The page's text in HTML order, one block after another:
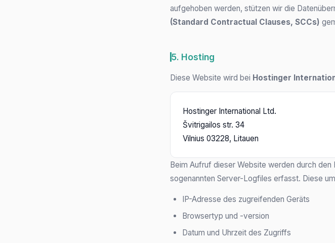
aufgehoben werden, stützen wir die
(Standard Contractual Clauses, SCCs)
5. Hosting
Diese Website wird bei Hostinger
Hostinger International Ltd.
Švitrigailos str. 34
Vilnius 03228, Litauen
Beim Aufruf dieser Website werden durch
sogenannten Server-Logfiles erfasst. Diese
IP-Adresse des zugreifenden Geräts
Browsertyp und -version
Datum und Uhrzeit des Zugriffs